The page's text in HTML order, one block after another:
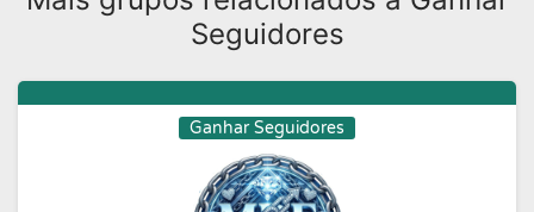
Seguidores
Ganhar Seguidores